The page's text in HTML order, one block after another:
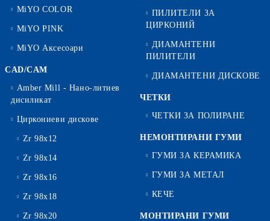
MiYO COLOR
MiYO PINK
MiYO Аксесоари
CAD/CAM
Amber Mill - Нано-литиев
дисиликат
Циркониеви дискове
Zr 98x12
Zr 98x14
Zr 98x16
Zr 98x18
Zr 98x20
ПИЛИТЕЛИ ЗА
ЦИРКОНИЙ
ДИАМАНТЕНИ
ПИЛИТЕЛИ
ДИАМАНТЕНИ ДИСКОВЕ
ЧЕТКИ
ЧЕТКИ ЗА ПОЛИРАНЕ
НЕМОНТИРАНИ ГУМИ
ГУМИ ЗА КЕРАМИКА
ГУМИ ЗА МЕТАЛ
КЕЧЕ
МОНТИРАНИ ГУМИ